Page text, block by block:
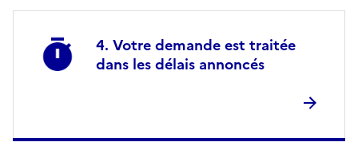
Votre demande est traitée
dans les délais annoncés